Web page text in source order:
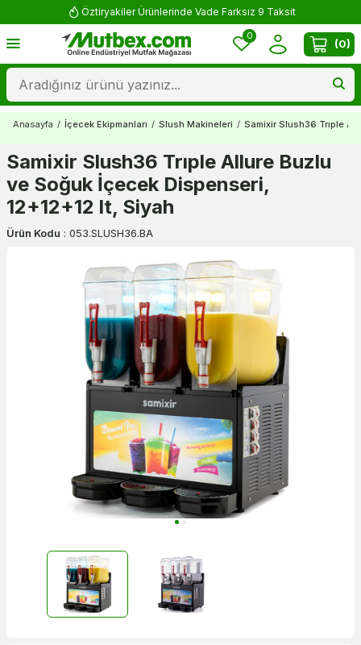
Öztiryakiler Ürünlerinde Vade Farksız 9 Taksit
0
(0)
Anasayfa / İçecek Ekipmanları / Slush Makineleri / Samixir Slush36 Trıple
Samixir Slush36 Trıple Allure Buzlu
ve Soğuk İçecek Dispenseri,
12+12+12 lt, Siyah
Ürün Kodu : 053.SLUSH36.BA